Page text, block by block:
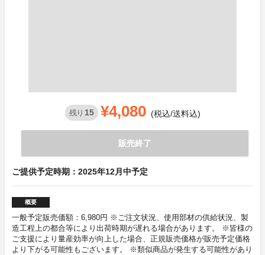
残り 15 ¥4,080 (税込/送料込)
販売終了
ご提供予定時期：2025年12月中予定
概要
一般予定販売価額：6,980円 ※ご注文状況、使用部材の供給状況、製
造工程上の都合等により出荷時期が遅れる場合があります。 ※皆様の
ご支援により量産効率が向上した場合、正規販売価格が販売予定価格
より下がる可能性もございます。 ※類似商品が発生する可能性があり